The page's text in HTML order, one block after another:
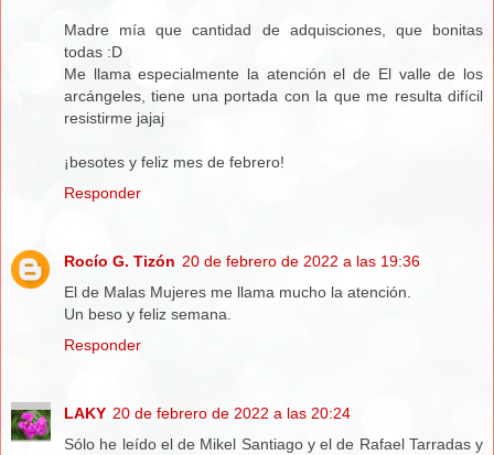
Madre mía que cantidad de adquisciones, que bonitas
todas :D
Me llama especialmente la atención el de El valle de los
arcángeles, tiene una portada con la que me resulta difícil
resistirme jajaj
¡besotes y feliz mes de febrero!
Responder
Rocío G. Tizón 20 de febrero de 2022 a las 19:36
El de Malas Mujeres me llama mucho la atención.
Un beso y feliz semana.
Responder
LAKY 20 de febrero de 2022 a las 20:24
Sólo he leído el de Mikel Santiago y el de Rafael Tarradas y